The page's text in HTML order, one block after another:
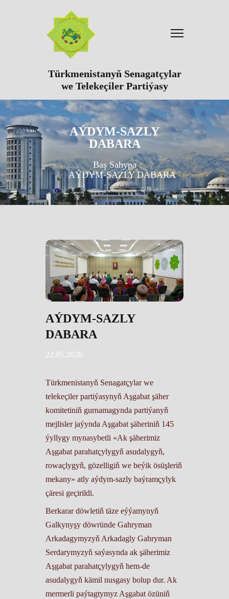
Türkmenistanyň Senagatçylar
we Telekeçiler Partiýasy
AÝDYM-SAZLY
DABARA
Baş Sahypa
AÝDYM-SAZLY DABARA
AÝDYM-SAZLY
DABARA
22.05.2026
Türkmenistanyň Senagatçylar we
telekeçiler partiýasynyň Aşgabat şäher
komitetiniň gurnamagynda partiýanyň
mejlisler jaýynda Aşgabat şäheriniň 145
ýyllygy mynasybetli «Ak şäherimiz
Aşgabat parahatçylygyň asudalygyň,
rowaçlygyň, gözelligiň we beýik ösüşleriň
mekany» atly aýdym-sazly baýramçylyk
çäresi geçirildi.
Berkarar döwletiň täze eýýamynyň
Galkynyşy döwründe Gahryman
Arkadagymyzyň Arkadagly Gahryman
Serdarymyzyň saýasynda ak şäherimiz
Aşgabat parahatçylygyň hem-de
asudalygyň kämil nusgasy bolup dur. Ak
mermerli paýtagtymyz Aşgabat özüniň